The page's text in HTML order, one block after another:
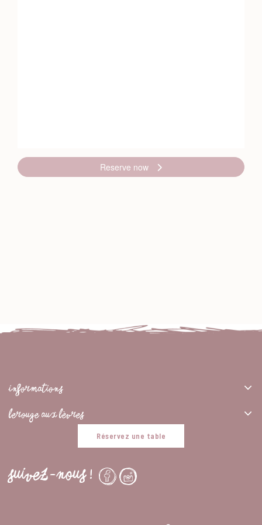
INFORMATIONS
LEROUGE AUX LÈVRES
Réservez une table
SUIVEZ-NOUS !